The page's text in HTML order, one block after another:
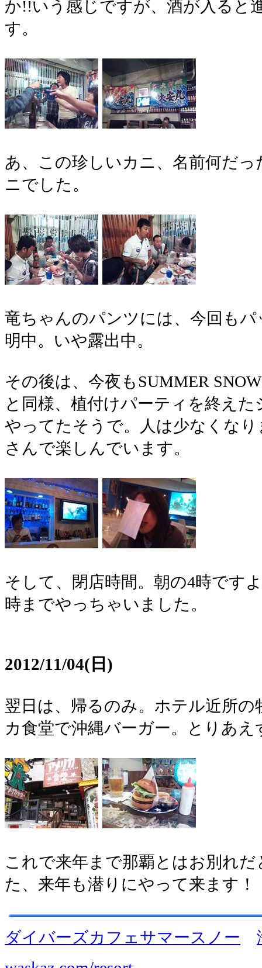
か!!いう感じですが、酒が入ると
す。
あ、この珍しいカニ、名前何だ
ニでした。
竜ちゃんのパンツには、今回も
明中。いや露出中。
その後は、今夜もSUMMER
と同様、植付けパーティを終え
やってたそうで。人は少なくな
さんで楽しんでいます。
そして、閉店時間。朝の4時です
時までやっちゃいました。
2012/11/04(日)
翌日は、帰るのみ。ホテル近所
カ食堂で沖縄バーガー。とりあ
これで来年まで那覇とはお別れ
た、来年も潜りにやって来ます！
ダイバーズカフェサマースノー